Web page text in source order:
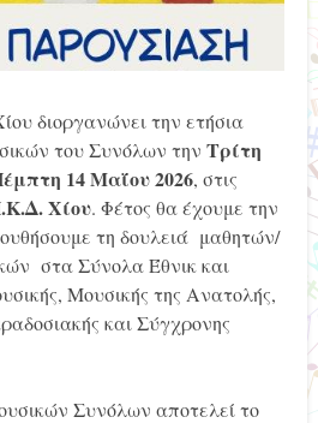
διοργανώνει την ετήσια
του Συνόλων την Τρίτη
14 Μαΐου 2026, στις
Χίου. Φέτος θα έχουμε την
τη δουλειά μαθητών/
στα Σύνολα Έθνικ και
Μουσικής της Ανατολής,
και Σύγχρονης
Συνόλων αποτελεί το